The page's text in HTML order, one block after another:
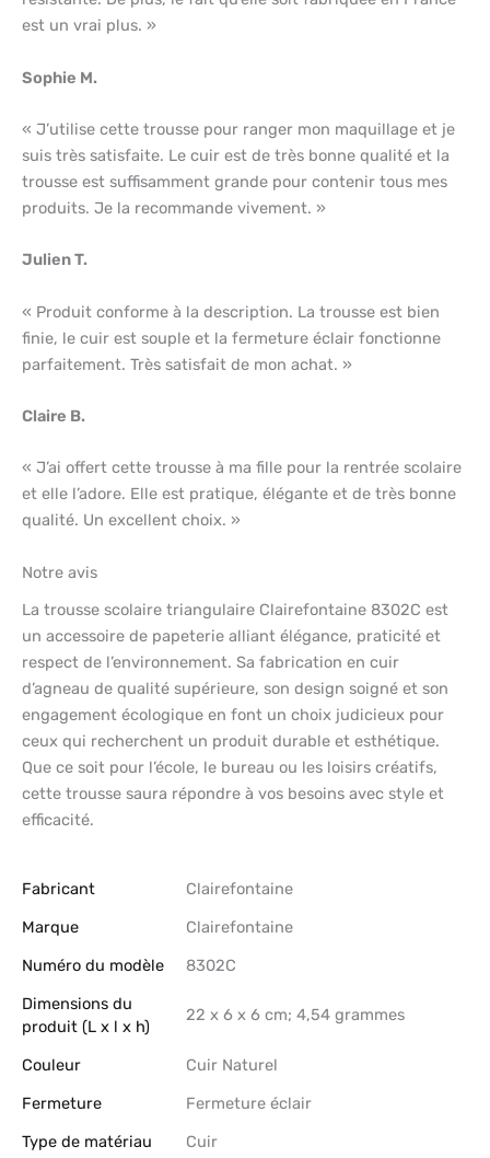
est un vrai plus. »
Sophie M.
« J’utilise cette trousse pour ranger mon maquillage et je
suis très satisfaite. Le cuir est de très bonne qualité et la
trousse est suffisamment grande pour contenir tous mes
produits. Je la recommande vivement. »
Julien T.
« Produit conforme à la description. La trousse est bien
finie, le cuir est souple et la fermeture éclair fonctionne
parfaitement. Très satisfait de mon achat. »
Claire B.
« J’ai offert cette trousse à ma fille pour la rentrée scolaire
et elle l’adore. Elle est pratique, élégante et de très bonne
qualité. Un excellent choix. »
Notre avis
La trousse scolaire triangulaire Clairefontaine 8302C est
un accessoire de papeterie alliant élégance, praticité et
respect de l’environnement. Sa fabrication en cuir
d’agneau de qualité supérieure, son design soigné et son
engagement écologique en font un choix judicieux pour
ceux qui recherchent un produit durable et esthétique.
Que ce soit pour l’école, le bureau ou les loisirs créatifs,
cette trousse saura répondre à vos besoins avec style et
efficacité.
Fabricant
‎Clairefontaine
Marque
‎Clairefontaine
Numéro du modèle
‎8302C
Dimensions du
produit (L x l x h)
‎22 x 6 x 6 cm; 4,54 grammes
Couleur
‎Cuir Naturel
Fermeture
‎Fermeture éclair
Type de matériau
‎Cuir